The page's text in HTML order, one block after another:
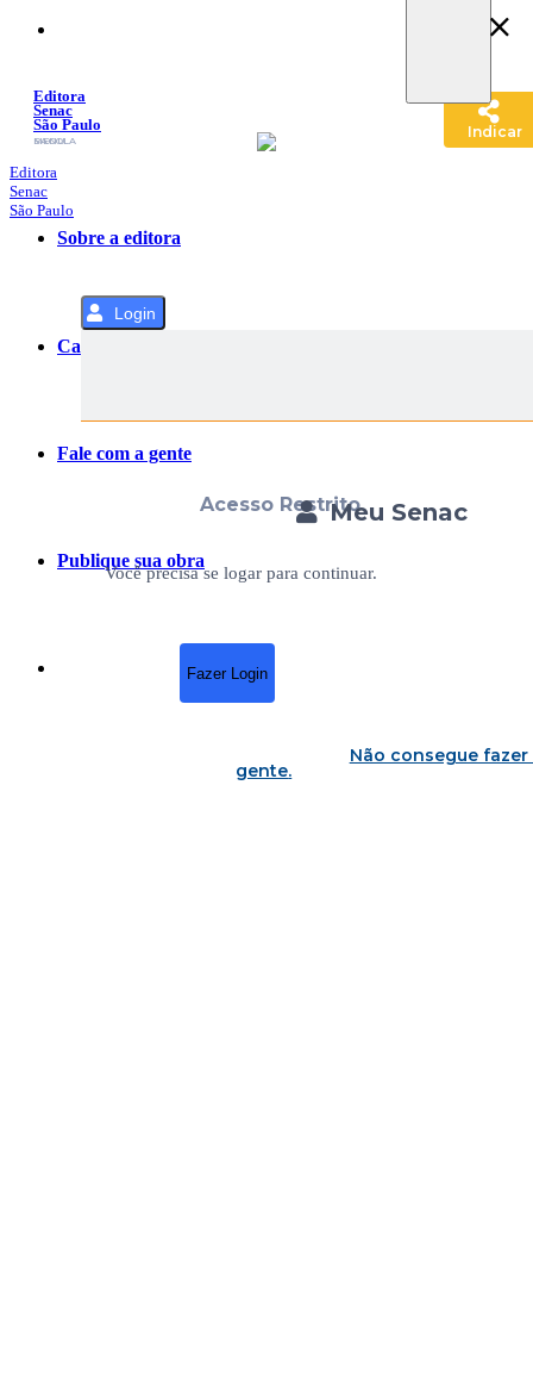
Conteúdo
Editora
Senac
São Paulo
SACOLA
MENU
Editora
Senac
São Paulo
Sobre a editora
Categorias
Fale com a gente
Publique sua obra
Login
Meu Senac
Acesso Restrito
Você precisa se logar para continuar.
Fazer Login
Não consegue
gente.
Indicar